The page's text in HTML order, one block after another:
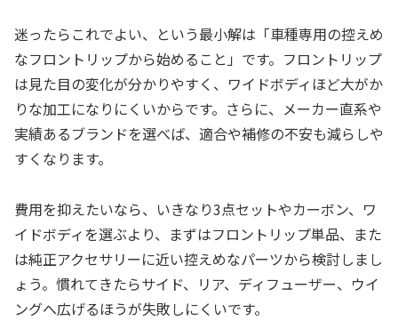
迷ったらこれでよい、という最小解は「車種専用の控えめ
なフロントリップから始めること」です。フロントリップ
は見た目の変化が分かりやすく、ワイドボディほど大がか
りな加工になりにくいからです。さらに、メーカー直系や
実績あるブランドを選べば、適合や補修の不安も減らしや
すくなります。
費用を抑えたいなら、いきなり3点セットやカーボン、ワ
イドボディを選ぶより、まずはフロントリップ単品、また
は純正アクセサリーに近い控えめなパーツから検討しまし
ょう。慣れてきたらサイド、リア、ディフューザー、ウイ
ングへ広げるほうが失敗しにくいです。